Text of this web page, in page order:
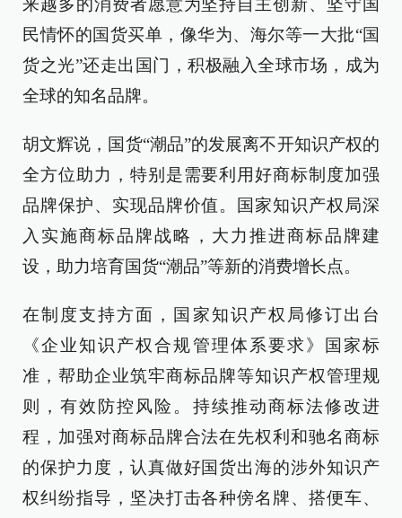
来越多的消费者愿意为坚持自主创新、坚守国
民情怀的国货买单，像华为、海尔等一大批“国
货之光”还走出国门，积极融入全球市场，成为
全球的知名品牌。
胡文辉说，国货“潮品”的发展离不开知识产权的
全方位助力，特别是需要利用好商标制度加强
品牌保护、实现品牌价值。国家知识产权局深
入实施商标品牌战略，大力推进商标品牌建
设，助力培育国货“潮品”等新的消费增长点。
在制度支持方面，国家知识产权局修订出台
《企业知识产权合规管理体系要求》国家标
准，帮助企业筑牢商标品牌等知识产权管理规
则，有效防控风险。持续推动商标法修改进
程，加强对商标品牌合法在先权利和驰名商标
的保护力度，认真做好国货出海的涉外知识产
权纠纷指导，坚决打击各种傍名牌、搭便车、